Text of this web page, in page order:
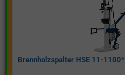
Brennholzspalter HSE 11-1100*